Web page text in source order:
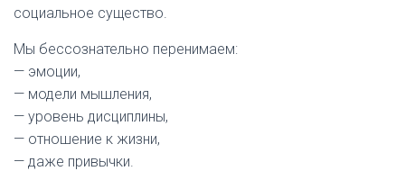
социальное существо.
Мы бессознательно перенимаем:
— эмоции,
— модели мышления,
— уровень дисциплины,
— отношение к жизни,
— даже привычки.